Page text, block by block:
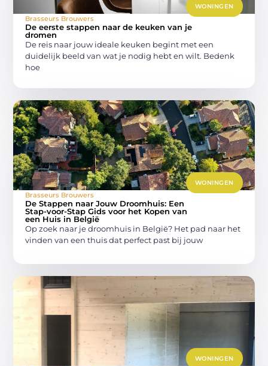
WONINGEN
Brasseurs Brouwers
De eerste stappen naar de keuken van je
dromen
De reis naar jouw ideale keuken begint met een
duidelijk beeld van wat je nodig hebt en wilt. Bedenk
hoe
WONINGEN
Brasseurs Brouwers
De Stappen naar Jouw Droomhuis: Een
Stap-voor-Stap Gids voor het Kopen van
een Huis in België
Op zoek naar je droomhuis in België? Het pad naar het
vinden van een thuis dat perfect past bij jouw
WONINGEN